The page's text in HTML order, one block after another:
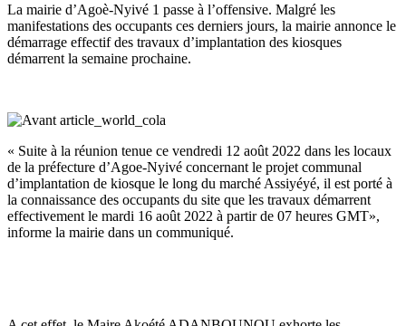
La mairie d’Agoè-Nyivé 1 passe à l’offensive. Malgré les
manifestations des occupants ces derniers jours, la mairie annonce le
démarrage effectif des travaux d’implantation des kiosques
démarrent la semaine prochaine.
« Suite à la réunion tenue ce vendredi 12 août 2022 dans les locaux
de la préfecture d’Agoe-Nyivé concernant le projet communal
d’implantation de kiosque le long du marché Assiyéyé, il est porté à
la connaissance des occupants du site que les travaux démarrent
effectivement le mardi 16 août 2022 à partir de 07 heures GMT»,
informe la mairie dans un communiqué.